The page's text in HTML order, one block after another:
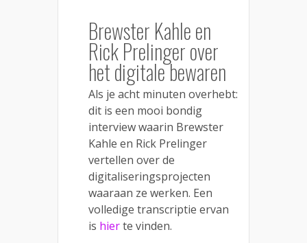
Brewster Kahle en
Rick Prelinger over
het digitale bewaren
Als je acht minuten overhebt:
dit is een mooi bondig
interview waarin Brewster
Kahle en Rick Prelinger
vertellen over de
digitaliseringsprojecten
waaraan ze werken. Een
volledige transcriptie ervan
is hierte vinden.